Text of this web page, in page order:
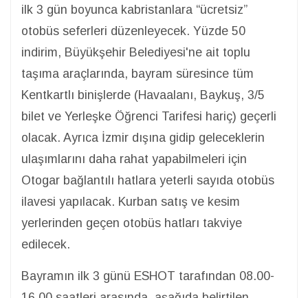
ilk 3 gün boyunca kabristanlara “ücretsiz”
otobüs seferleri düzenleyecek. Yüzde 50
indirim, Büyükşehir Belediyesi'ne ait toplu
taşıma araçlarında, bayram süresince tüm
Kentkartlı binişlerde (Havaalanı, Baykuş, 3/5
bilet ve Yerleşke Öğrenci Tarifesi hariç) geçerli
olacak. Ayrıca İzmir dışına gidip geleceklerin
ulaşımlarını daha rahat yapabilmeleri için
Otogar bağlantılı hatlara yeterli sayıda otobüs
ilavesi yapılacak. Kurban satış ve kesim
yerlerinden geçen otobüs hatları takviye
edilecek.
Bayramın ilk 3 günü ESHOT tarafından 08.00-